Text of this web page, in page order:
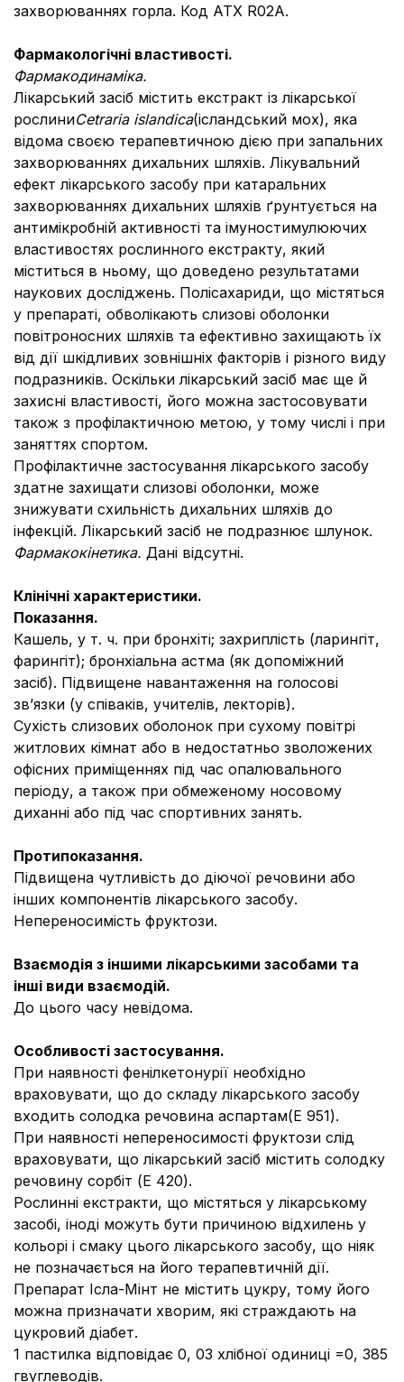
захворюваннях горла. Код АТХ R02A.
Фармакологічні властивості.
Фармакодинаміка.
Лікарський засіб містить екстракт із лікарської
рослиниCetraria islandica(ісландський мох), яка
відома своєю терапевтичною дією при запальних
захворюваннях дихальних шляхів. Лікувальний
ефект лікарського засобу при катаральних
захворюваннях дихальних шляхів ґрунтується на
антимікробній активності та імуностимулюючих
властивостях рослинного екстракту, який
міститься в ньому, що доведено результатами
наукових досліджень. Полісахариди, що містяться
у препараті, обволікають слизові оболонки
повітроносних шляхів та ефективно захищають їх
від дії шкідливих зовнішніх факторів і різного виду
подразників. Оскільки лікарський засіб має ще й
захисні властивості, його можна застосовувати
також з профілактичною метою, у тому числі і при
заняттях спортом.
Профілактичне застосування лікарського засобу
здатне захищати слизові оболонки, може
знижувати схильність дихальних шляхів до
інфекцій. Лікарський засіб не подразнює шлунок.
Фармакокінетика. Дані відсутні.
Клінічні характеристики.
Показання.
Кашель, у т. ч. при бронхіті; захриплість (ларингіт,
фарингіт); бронхіальна астма (як допоміжний
засіб). Підвищене навантаження на голосові
зв’язки (у співаків, учителів, лекторів).
Сухість слизових оболонок при сухому повітрі
житлових кімнат або в недостатньо зволожених
офісних приміщеннях під час опалювального
періоду, а також при обмеженому носовому
диханні або під час спортивних занять.
Протипоказання.
Підвищена чутливість до діючої речовини або
інших компонентів лікарського засобу.
Непереносимість фруктози.
Взаємодія з іншими лікарськими засобами та
інші види взаємодій.
До цього часу невідома.
Особливості застосування.
При наявності фенілкетонурії необхідно
враховувати, що до складу лікарського засобу
входить солодка речовина аспартам(E 951).
При наявності непереносимості фруктози слід
враховувати, що лікарський засіб містить солодку
речовину сорбіт (E 420).
Рослинні екстракти, що містяться у лікарському
засобі, іноді можуть бути причиною відхилень у
кольорі і смаку цього лікарського засобу, що ніяк
не позначається на його терапевтичній дії.
Препарат Ісла-Мінт не містить цукру, тому його
можна призначати хворим, які страждають на
цукровий діабет.
1 пастилка відповідає 0, 03 хлібної одиниці =0, 385
гвуглеводів.